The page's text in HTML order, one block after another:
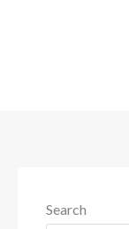
Search